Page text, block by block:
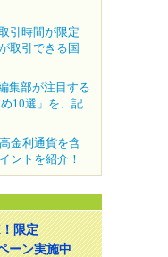
引時間が限定
取引できる国
集部が注目する
10選」を、記
金利通貨を含
ントを紹介！
限定
ーン実施中